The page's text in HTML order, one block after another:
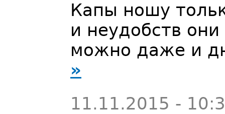
Капы ношу
и неудобств
можно даже и
»
11.11.2015 -